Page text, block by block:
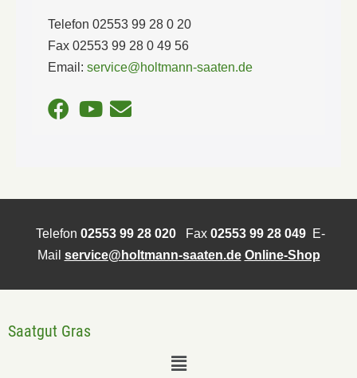
Telefon 02553 99 28 0 20
Fax 02553 99 28 0 49 56
Email: service@holtmann-saaten.de
Telefon 02553 99 28 020Fax 02553 99 28 049E-
Mail service@holtmann-saaten.de Online-Shop
Saatgut Gras